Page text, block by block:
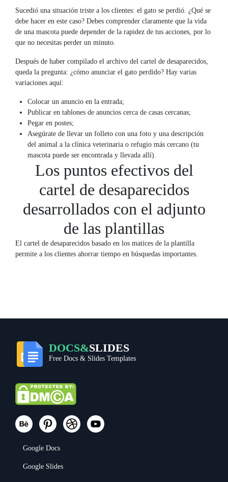
Sucedió una situación triste a los clientes: el gato se perdió. ¿Qué se
debe hacer en este caso? Debes comprender claramente que la vida
de una mascota puede depender de la rapidez de tus acciones, por lo
que no necesitas perder un minuto.
Después de haber compilado el archivo del cartel de desaparecidos,
queda la pregunta: ¿cómo anunciar el gato perdido? Hay varias
variaciones aquí:
Colocar un anuncio en la entrada;
Publicar en tablones de anuncios cerca de casas cercanas;
Pegar en postes;
Asegúrate de llevar un folleto con una foto y una descripción
del animal a la clínica veterinaria o refugio más cercano (tu
mascota puede ser encontrada y llevada allí).
Los puntos efectivos del
cartel de desaparecidos
desarrollados con el adjunto
de las plantillas
El cartel de desaparecidos basado en los matices de la plantilla
permite a los clientes ahorrar tiempo en búsquedas importantes.
DOCS&SLIDES
Free Docs & Slides Templates
Google Docs
Google Slides